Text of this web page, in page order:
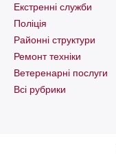
Екстренні служби
Поліція
Районні структури
Ремонт техніки
Ветеренарні послуги
Всі рубрики